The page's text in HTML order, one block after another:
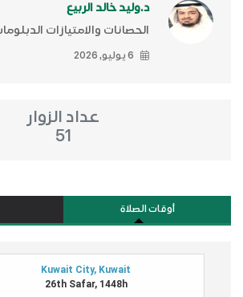
د.وليد خالد الربيع
الحصانات والامتيازات
6 يوليو, 2026
عداد الزوار
51
أوقات الصلاة